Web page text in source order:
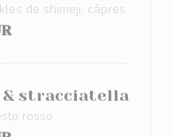
de shimeji, câpres
& stracciatella
rosso